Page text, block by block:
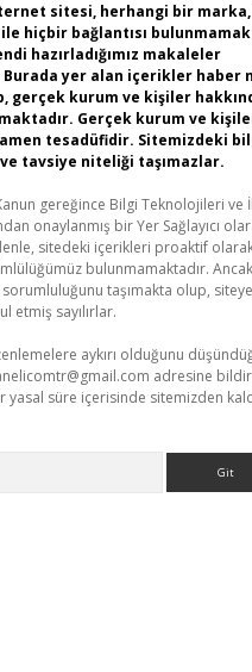
sitesi, herhangi bir
hiçbir bağlantısı
hazırladığımız makaleler
Burada yer alan içerikler haber
gerçek kurum ve kişiler
Gerçek kurum ve
tesadüfidir. Sitemizdeki
tavsiye niteliği taşımazlar.
gereğince Bilgi Teknolojileri ve
onaylanmış bir Yer Sağlayıcı
sitedeki içerikleri proaktif
bulunmamaktadır.
sorumluluğunu taşımakta olup,
etmiş sayılırlar.
aykırı olduğunu
adresine
süre içerisinde sitemizden